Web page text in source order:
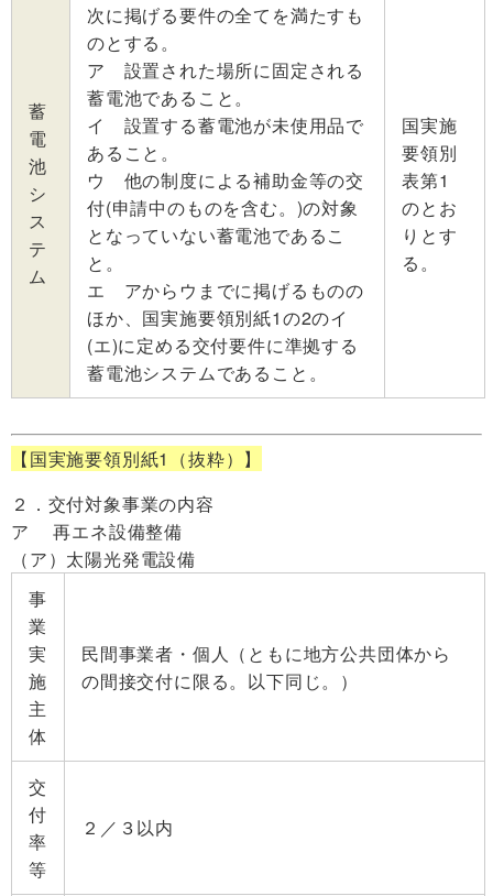
蓄
電
池
シ
ス
テ
ム
次に掲げる要件の全てを満たすも
のとする。
ア 設置された場所に固定される
蓄電池であること。
イ 設置する蓄電池が未使用品で
あること。
ウ 他の制度による補助金等の交
付(申請中のものを含む。)の対象
となっていない蓄電池であるこ
と。
エ アからウまでに掲げるものの
ほか、国実施要領別紙1の2のイ
(エ)に定める交付要件に準拠する
蓄電池システムであること。
国実施
要領別
表第1
のとお
りとす
る。
【国実施要領別紙1（抜粋）】
２．交付対象事業の内容
ア 再エネ設備整備
（ア）太陽光発電設備
事
業
実
施
主
体
民間事業者・個人（ともに地方公共団体から
の間接交付に限る。以下同じ。）
交
付
率
等
２／３以内